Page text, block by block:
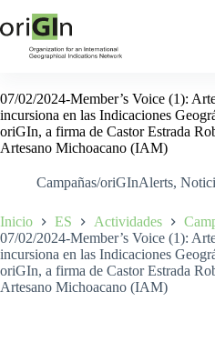
07/02/2024-Member’s Voice (1):
incursiona en las Indicaciones
oriGIn, a firma de Castor Estrada
Artesano Michoacano (IAM)
Campañas/oriGInAlerts,
Inicio ES Actividades
07/02/2024-Member’s Voice (1):
incursiona en las Indicaciones
oriGIn, a firma de Castor Estrada
Artesano Michoacano (IAM)